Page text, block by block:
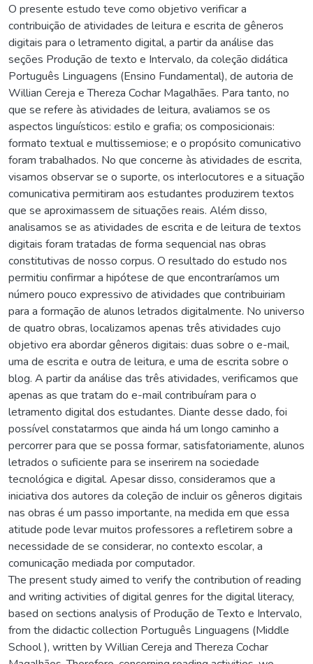
O presente estudo teve como objetivo verificar a
contribuição de atividades de leitura e escrita de gêneros
digitais para o letramento digital, a partir da análise das
seções Produção de texto e Intervalo, da coleção didática
Português Linguagens (Ensino Fundamental), de autoria de
Willian Cereja e Thereza Cochar Magalhães. Para tanto, no
que se refere às atividades de leitura, avaliamos se os
aspectos linguísticos: estilo e grafia; os composicionais:
formato textual e multissemiose; e o propósito comunicativo
foram trabalhados. No que concerne às atividades de escrita,
visamos observar se o suporte, os interlocutores e a situação
comunicativa permitiram aos estudantes produzirem textos
que se aproximassem de situações reais. Além disso,
analisamos se as atividades de escrita e de leitura de textos
digitais foram tratadas de forma sequencial nas obras
constitutivas de nosso corpus. O resultado do estudo nos
permitiu confirmar a hipótese de que encontraríamos um
número pouco expressivo de atividades que contribuiriam
para a formação de alunos letrados digitalmente. No universo
de quatro obras, localizamos apenas três atividades cujo
objetivo era abordar gêneros digitais: duas sobre o e-mail,
uma de escrita e outra de leitura, e uma de escrita sobre o
blog. A partir da análise das três atividades, verificamos que
apenas as que tratam do e-mail contribuíram para o
letramento digital dos estudantes. Diante desse dado, foi
possível constatarmos que ainda há um longo caminho a
percorrer para que se possa formar, satisfatoriamente, alunos
letrados o suficiente para se inserirem na sociedade
tecnológica e digital. Apesar disso, consideramos que a
iniciativa dos autores da coleção de incluir os gêneros digitais
nas obras é um passo importante, na medida em que essa
atitude pode levar muitos professores a refletirem sobre a
necessidade de se considerar, no contexto escolar, a
comunicação mediada por computador.
The present study aimed to verify the contribution of reading
and writing activities of digital genres for the digital literacy,
based on sections analysis of Produção de Texto e Intervalo,
from the didactic collection Português Linguagens (Middle
School ), written by Willian Cereja and Thereza Cochar